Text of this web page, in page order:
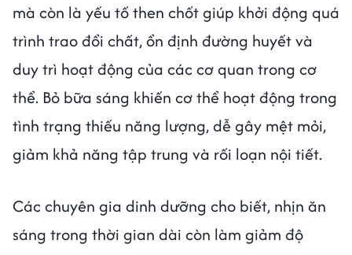
mà còn là yếu tố then chốt giúp khởi động quá
trình trao đổi chất, ổn định đường huyết và
duy trì hoạt động của các cơ quan trong cơ
thể. Bỏ bữa sáng khiến cơ thể hoạt động trong
tình trạng thiếu năng lượng, dễ gây mệt mỏi,
giảm khả năng tập trung và rối loạn nội tiết.
Các chuyên gia dinh dưỡng cho biết, nhịn ăn
sáng trong thời gian dài còn làm giảm độ